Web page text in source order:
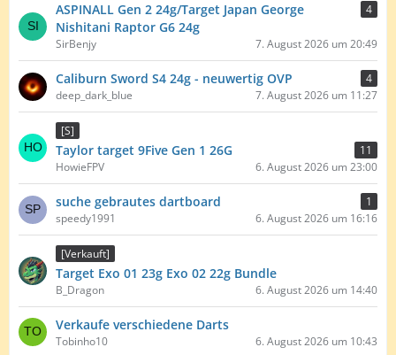
ASPINALL Gen 2 24g/Target Japan George
Nishitani Raptor G6 24g
4
SirBenjy 7. August 2026 um 20:49
Caliburn Sword S4 24g - neuwertig OVP
4
deep_dark_blue
7. August 2026 um 11:27
[S]
Taylor target 9Five Gen 1 26G
11
HowieFPV
6. August 2026 um 23:00
suche gebrautes dartboard
1
speedy1991
6. August 2026 um 16:16
[Verkauft]
Target Exo 01 23g Exo 02 22g Bundle
B_Dragon 6. August 2026 um 14:40
Verkaufe verschiedene Darts
Tobinho10 6. August 2026 um 10:43